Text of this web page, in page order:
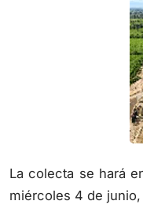
La colecta se hará
miércoles 4 de junio,